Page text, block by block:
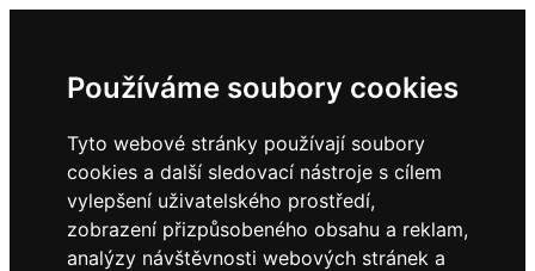
Používáme soubory cookies
Tyto webové stránky používají soubory
cookies a další sledovací nástroje s cílem
vylepšení uživatelského prostředí,
zobrazení přizpůsobeného obsahu a reklam,
analýzy návštěvnosti webových stránek a